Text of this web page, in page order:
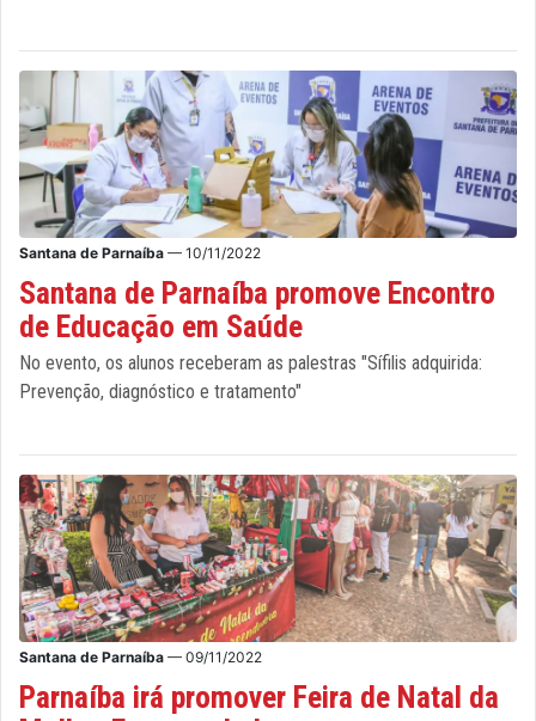
Santana de Parnaíba — 10/11/2022
Santana de Parnaíba promove Encontro
de Educação em Saúde
No evento, os alunos receberam as palestras "Sífilis adquirida:
Prevenção, diagnóstico e tratamento"
Santana de Parnaíba — 09/11/2022
Parnaíba irá promover Feira de Natal da